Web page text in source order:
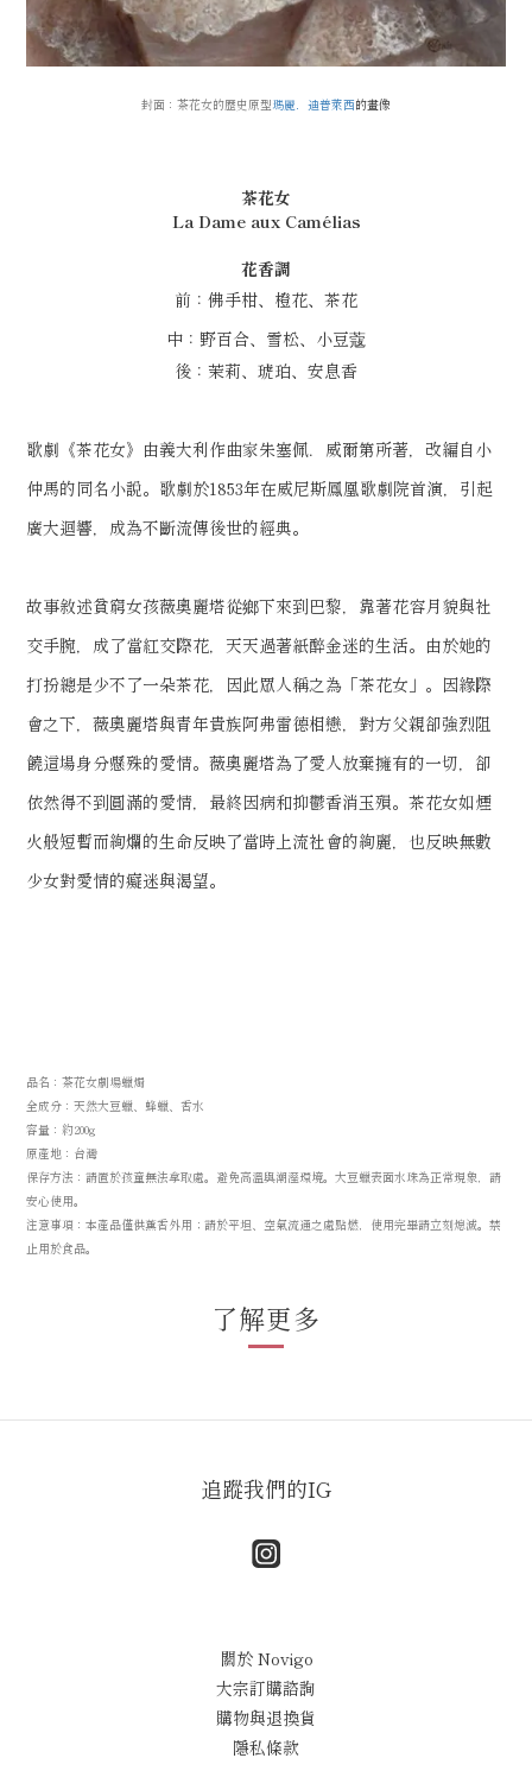
封面：茶花女的歷史原型瑪麗．迪普萊西的畫像
茶花女
La Dame aux Camélias
花香調
前：佛手柑、 橙花、 茶花
中： 野百合、 雪松、小豆蔻
後： 茉莉、 琥珀、安息香
歌劇《茶花女》由義大利作曲家朱塞佩．威爾第所著，改編自小
仲馬的同名小說。歌劇於1853年在威尼斯鳳凰歌劇院首演，引起
廣大迴響，成為不斷流傳後世的經典。
故事敘述貧窮女孩薇奧麗塔從鄉下來到巴黎，靠著花容月貌與社
交手腕，成了當紅交際花，天天過著紙醉金迷的生活。由於她的
打扮總是少不了一朵茶花，因此眾人稱之為「茶花女」。因緣際
會之下，薇奧麗塔與青年貴族阿弗雷德相戀，對方父親卻強烈阻
饒這場身分懸殊的愛情。薇奧麗塔為了愛人放棄擁有的一切，卻
依然得不到圓滿的愛情，最終因病和抑鬱香消玉殞。茶花女如煙
火般短暫而絢爛的生命反映了當時上流社會的絢麗，也反映無數
少女對愛情的癡迷與渴望。
品名：茶花女劇場蠟燭
全成分：天然大豆蠟、蜂蠟、香水
容量：約200g
原產地：台灣
保存方法：請置於孩童無法拿取處。避免高溫與潮溼環境。 大豆蠟表面水珠為正常現象，請
安心使用。
注意事項：本產品僅供薰香外用；請於平坦、空氣流通之處點燃，使用完畢請立刻熄滅。禁
止用於食品。
了解更多
追蹤我們的IG
關於 Novigo
大宗訂購諮詢
購物與退換貨
隱私條款